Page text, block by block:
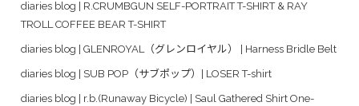
diaries blog | R.CRUMBGUN SELF-PORTRAIT T-SHIRT & RAY
TROLL COFFEE BEAR T-SHIRT
diaries blog | GLENROYAL（グレンロイヤル） | Harness Bridle Belt
diaries blog | SUB POP（サブポップ）| LOSER T-shirt
diaries blog | r.b.(Runaway Bicycle) | Saul Gathered Shirt One-